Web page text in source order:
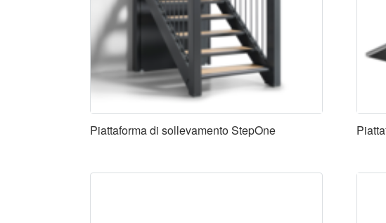
Piattaforma di sollevamento StepOne